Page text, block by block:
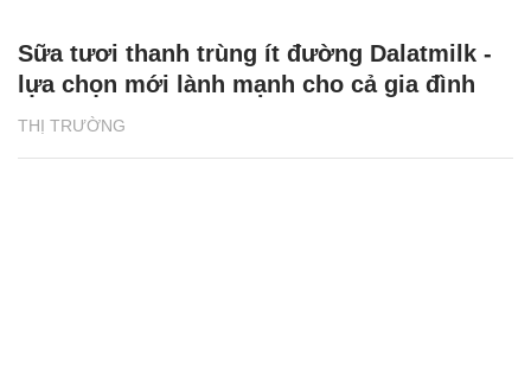
THỊ TRƯỜNG
Sữa tươi thanh trùng ít đường Dalatmilk -
lựa chọn mới lành mạnh cho cả gia đình